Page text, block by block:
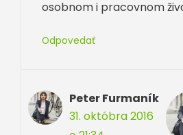
osobnom i pracovnom
Odpovedať
Peter Furmaník
31. októbra 2016